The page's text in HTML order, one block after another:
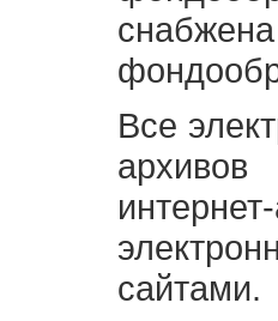
Все
сайтами.